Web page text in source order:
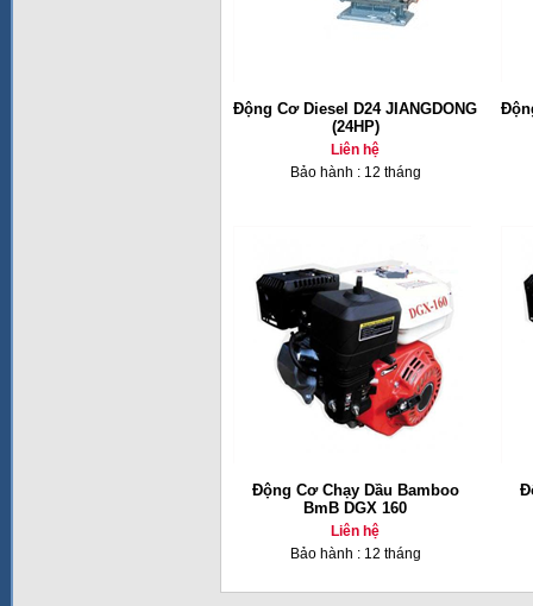
Động Cơ Diesel D24 JIANGDONG
(24HP)
Liên hệ
Bảo hành : 12 tháng
Động Cơ Chạy Dầu Bamboo
BmB DGX 160
Liên hệ
Bảo hành : 12 tháng